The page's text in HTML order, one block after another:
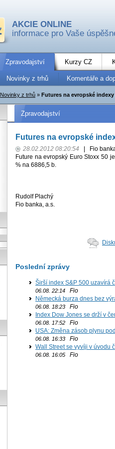
AKCIE ONLINE
informace pro Vaše
Zpravodajství Kurzy CZ
Novinky z trhů Komentáře a
Novinky z trhů » Futures na evropské
Zpravodajství
Futures na evropské
28.02.2012 08:20:54
Fio
Future na evropský Euro Stoxx 50
% na 6886,5 b.
Rudolf Plachý
Fio banka, a.s.
Poslední zprávy
Širší index S&P 500 uzavírá
06.08. 22:14 Fio
Německá burza dnes bez
06.08. 18:23 Fio
Index Dow Jones se drží v
06.08. 17:52 Fio
USA: Změna zásob plynu
06.08. 16:33 Fio
Wall Street se vyvíji v úvodu
06.08. 16:05 Fio